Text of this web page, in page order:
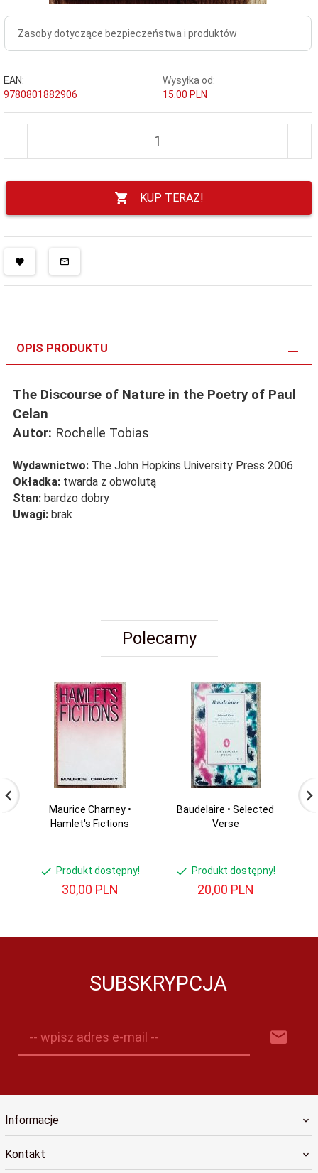
Zasoby dotyczące bezpieczeństwa i produktów
EAN:
9780801882906
Wysyłka od:
15.00 PLN
KUP TERAZ!
OPIS PRODUKTU
The Discourse of Nature in the Poetry of Paul
Celan
Autor: Rochelle Tobias
Wydawnictwo: The John Hopkins University Press 2006
Okładka: twarda z obwolutą
Stan: bardzo dobry
Uwagi: brak
Polecamy
Maurice Charney •
Hamlet's Fictions
Produkt dostępny!
30,00 PLN
Baudelaire • Selected
Verse
Produkt dostępny!
20,00 PLN
SUBSKRYPCJA
-- wpisz adres e-mail --
Informacje
Kontakt